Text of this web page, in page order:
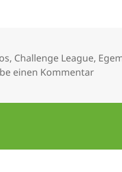
, Challenge League,
einen Kommentarzu 47